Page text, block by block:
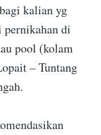
kalian yg
pernikahan di
pool (kolam
– Tuntang